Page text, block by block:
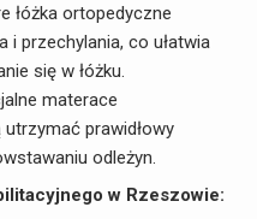
łóżka ortopedyczne
i przechylania, co ułatwia
się w łóżku.
materace
prawidłowy
odleżyn.
w Rzeszowie: